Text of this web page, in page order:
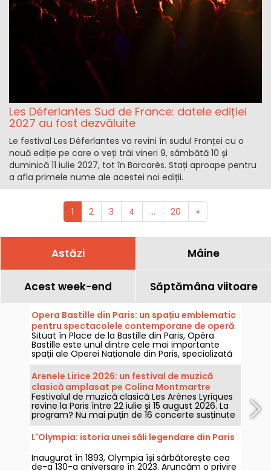
Les Déferlantes Sud de France: datele ediției
2027 au fost dezvăluite
Le festival Les Déferlantes va revini în sudul Franței cu o
nouă ediție pe care o veți trăi vineri 9, sâmbătă 10 și
duminică 11 iulie 2027, tot în Barcarès. Stați aproape pentru
a afla primele nume ale acestei noi ediții.
1 2 3 4 ... 20 »
Astăzi Mâine
Acest week-end Săptămâna viitoare
Opera Bastille din Paris: un spațiu emblematic
pentru spectacolele contemporane de operă
Situat în Place de la Bastille din Paris, Opéra
Bastille este unul dintre cele mai importante
spații ale Operei Naționale din Paris, specializată
în spectacole de operă și balet pe tot parcursul
anului. Inaugurat în 1989, acest edificiu modern
găzduiește anual un public numeros și reprezintă
un punct de referință pentru iubitorii de muzică
lirică și dans în capitală.
Arenele Lirice 2026: un festival de muzică
clasică amplasat pe Colina Montmartre
Festivalul de muzică clasică Les Arènes Lyriques
revine la Paris între 22 iulie și 15 august 2026. La
program? Nu mai puțin de 16 concerte susținute
în cadrul Arenelor din Montmartre, un cadru idilic
pentru a asculta marile capodopere.
L'Olympia: istoria unei săli legendare din Paris
Inaugurat în 1893, Olympia își sărbătorește cea
de-a 130-a aniversare în 2023. Aruncăm o privire